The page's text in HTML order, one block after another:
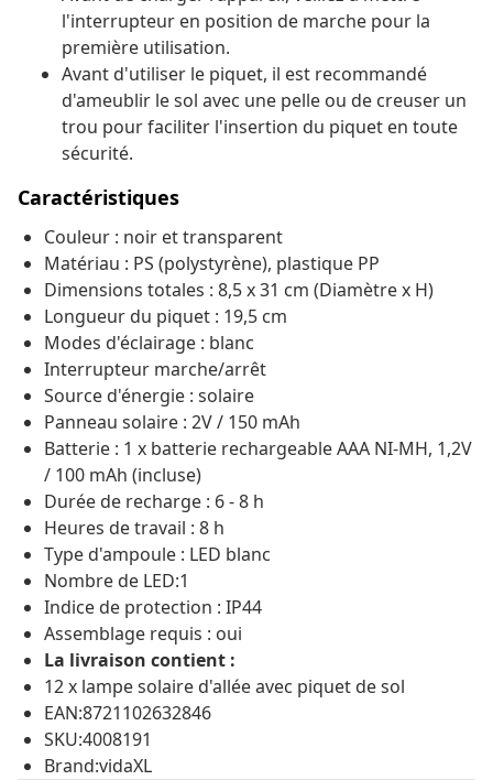
l'interrupteur en position de marche pour la
première utilisation.
Avant d'utiliser le piquet, il est recommandé
d'ameublir le sol avec une pelle ou de creuser un
trou pour faciliter l'insertion du piquet en toute
sécurité.
Caractéristiques
Couleur : noir et transparent
Matériau : PS (polystyrène), plastique PP
Dimensions totales : 8,5 x 31 cm (Diamètre x H)
Longueur du piquet : 19,5 cm
Modes d'éclairage : blanc
Interrupteur marche/arrêt
Source d'énergie : solaire
Panneau solaire : 2V / 150 mAh
Batterie : 1 x batterie rechargeable AAA NI-MH, 1,2V
/ 100 mAh (incluse)
Durée de recharge : 6 - 8 h
Heures de travail : 8 h
Type d'ampoule : LED blanc
Nombre de LED:1
Indice de protection : IP44
Assemblage requis : oui
La livraison contient :
12 x lampe solaire d'allée avec piquet de sol
EAN:8721102632846
SKU:4008191
Brand:vidaXL